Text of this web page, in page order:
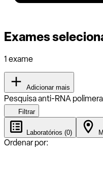
Exames
1 exame
Adicionar mais
Pesquisa anti-RNA
Filtrar
Laboratórios (0)
Ordenar por: